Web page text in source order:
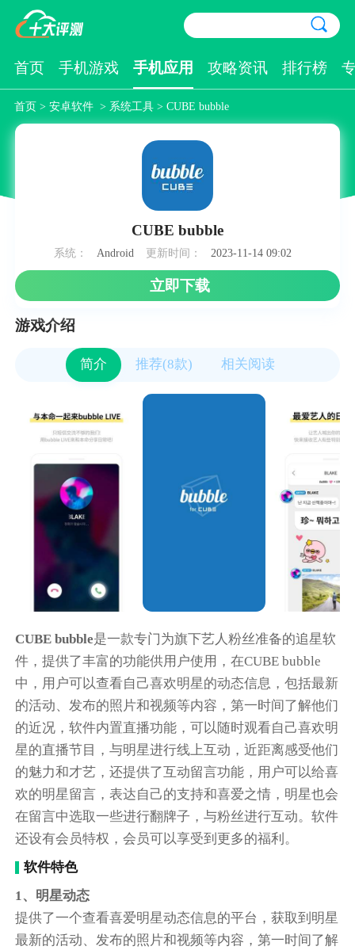
首页 手机游戏 手机应用 攻略资讯 排行榜
首页> 安卓软件 > 系统工具> CUBE bubble
CUBE bubble
系统： Android 更新时间： 2023-11-14 09:02
立即下载
游戏介绍
简介 推荐(8款) 相关阅读
CUBE bubble是一款专门为旗下艺人粉丝准备的追星软
件，提供了丰富的功能供用户使用，在CUBE bubble
中，用户可以查看自己喜欢明星的动态信息，包括最新
的活动、发布的照片和视频等内容，第一时间了解他们
的近况，软件内置直播功能，可以随时观看自己喜欢明
星的直播节目，与明星进行线上互动，近距离感受他们
的魅力和才艺，还提供了互动留言功能，用户可以给喜
欢的明星留言，表达自己的支持和喜爱之情，明星也会
在留言中选取一些进行翻牌子，与粉丝进行互动。软件
还设有会员特权，会员可以享受到更多的福利。
软件特色
1、明星动态
提供了一个查看喜爱明星动态信息的平台，获取到明星
最新的活动、发布的照片和视频等内容，第一时间了解